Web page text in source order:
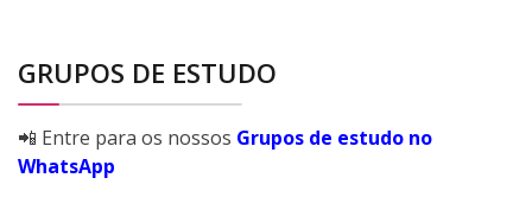
GRUPOS DE ESTUDO
📲 Entre para os nossos Grupos de estudo no
WhatsApp